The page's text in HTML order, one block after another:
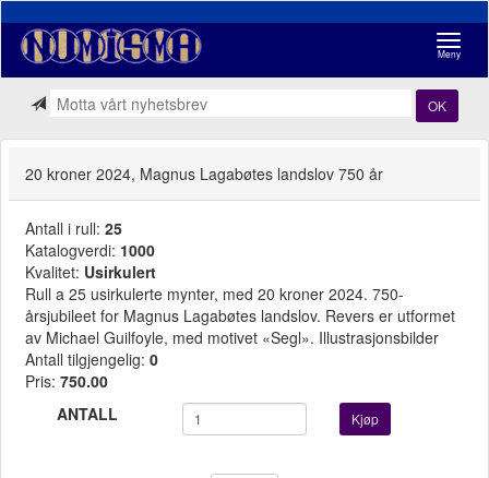
Meny
OK
20 kroner 2024, Magnus Lagabøtes landslov 750 år
Antall i rull: 25
Katalogverdi: 1000
Kvalitet: Usirkulert
Rull a 25 usirkulerte mynter, med 20 kroner 2024. 750-
årsjubileet for Magnus Lagabøtes landslov. Revers er utformet
av Michael Guilfoyle, med motivet «Segl». Illustrasjonsbilder
Antall tilgjengelig: 0
Pris: 750.00
ANTALL
Kjøp